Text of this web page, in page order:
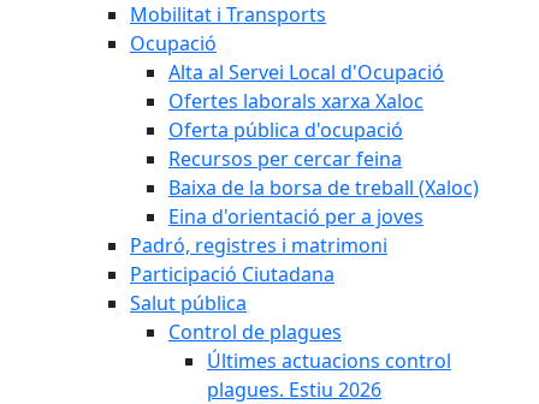
Mobilitat i Transports
Ocupació
Alta al Servei Local d'Ocupació
Ofertes laborals xarxa Xaloc
Oferta pública d'ocupació
Recursos per cercar feina
Baixa de la borsa de treball (Xaloc)
Eina d'orientació per a joves
Padró, registres i matrimoni
Participació Ciutadana
Salut pública
Control de plagues
Últimes actuacions control
plagues. Estiu 2026